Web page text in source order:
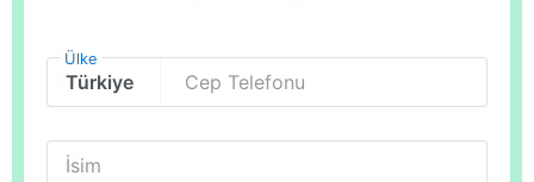
Ülke
Cep Telefonu
İsim